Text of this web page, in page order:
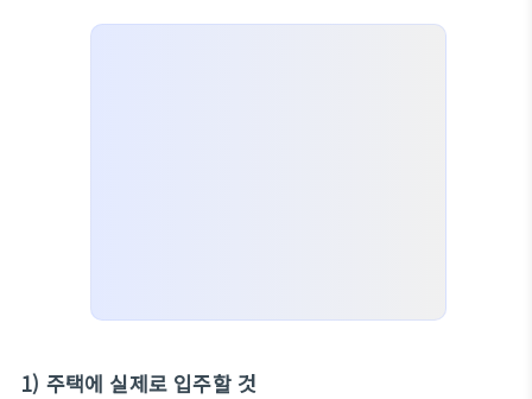
1) 주택에 실제로 입주할 것